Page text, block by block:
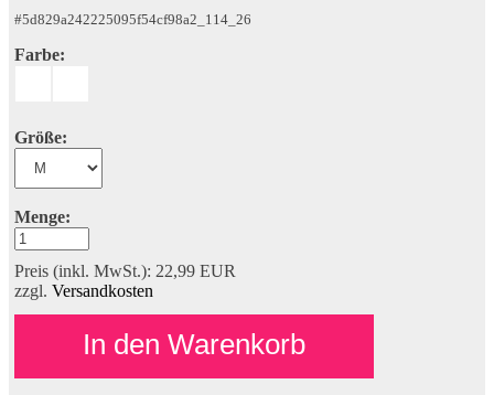
#5d829a242225095f54cf98a2_114_26
Farbe:
Größe:
Menge:
Preis (inkl. MwSt.): 22,99 EUR
zzgl. Versandkosten